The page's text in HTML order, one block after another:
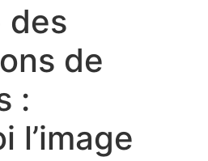
des
de
:
l’image